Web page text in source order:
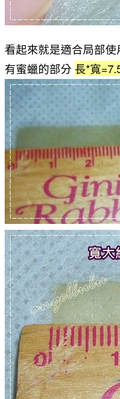
看起來就是適合局部使
有蜜蠟的部分 長*寬